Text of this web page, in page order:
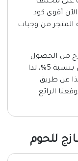
أقوى كود
من وجبات
من الحصول
وجبات المتجر المخفضة بخصم إضافي بنسبة 5%، لذا
عن طريق
الرائع.
للحوم